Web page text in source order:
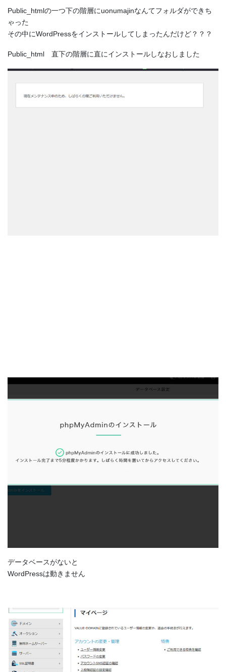
Public_htmlの一つ下の階層にuonumajinなんてフォルダができち
ゃった
その中にWordPressをインストールしてしまったんだけど？？？
Public_html 直下の階層に直にインストールしなおしました
データベースがないと
WordPressは動きません